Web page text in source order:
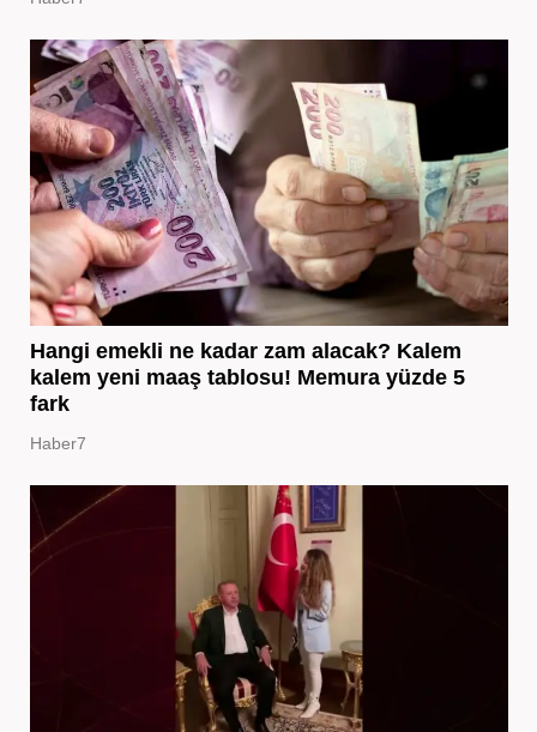
Hangi emekli ne kadar zam alacak? Kalem
kalem yeni maaş tablosu! Memura yüzde 5
fark
Haber7